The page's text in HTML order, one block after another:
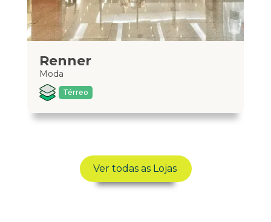
Renner
Moda
Térreo
Ver todas as Lojas